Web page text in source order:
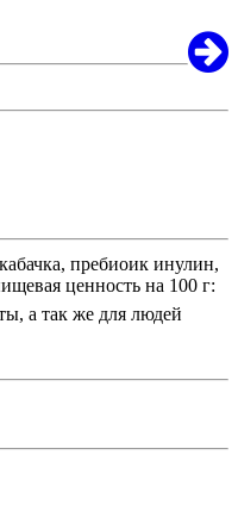
пребиоик инулин,
ценность на 100 г:
а так же для людей